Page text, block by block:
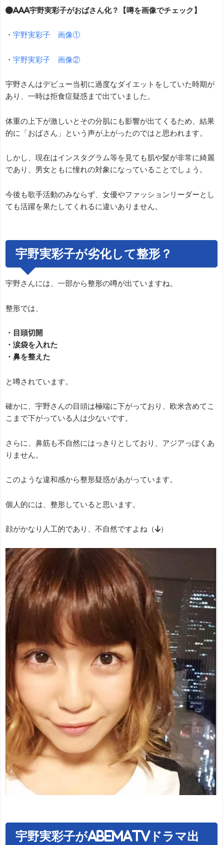
●AAA宇野実彩子がおばさん化？【噂を画像でチェック】
・ 宇野実彩子 画像①
・ 宇野実彩子 画像②
宇野さんはデビュー当初に過度なダイエットをしていた時期が
あり、一時は拒食症疑惑まで出ていました。
体重の上下が激しいとその分肌にも影響が出てくるため、結果
的に「おばさん」という声が上がったのではと思われます。
しかし、現在はインスタグラム等を見ても肌や髪が非常に綺麗
であり、男女ともに憧れの対象になっていることでしょう。
今後も歌手活動のみならず、女優やファッションリーダーとし
ても活躍を果たしてくれるに違いありません。
宇野実彩子が劣化して整形？
宇野さんには、一部から整形の噂が出ていますね。
整形では、
・目頭切開
・涙袋を入れた
・鼻を整えた
と噂されています。
確かに、宇野さんの目頭は極端に下がっており、欧米含めてこ
こまで下がっている人は少ないです。
さらに、鼻筋も不自然にはっきりとしており、アジアっぽくあ
りません。
このような違和感から整形疑惑があがっています。
個人的には、整形していると思います。
顔がかなり人工的であり、不自然ですよね（↓）
宇野実彩子がAbemaTVドラマ出